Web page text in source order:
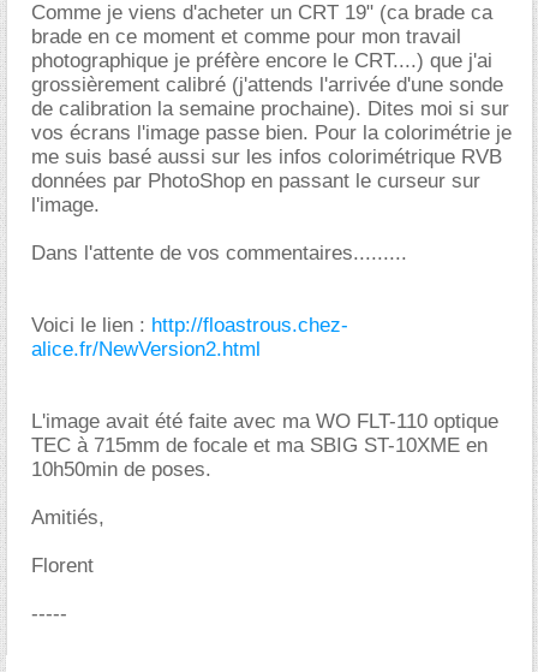
Comme je viens d'acheter un CRT 19" (ca brade ca
brade en ce moment et comme pour mon travail
photographique je préfère encore le CRT....) que j'ai
grossièrement calibré (j'attends l'arrivée d'une sonde
de calibration la semaine prochaine). Dites moi si sur
vos écrans l'image passe bien. Pour la colorimétrie je
me suis basé aussi sur les infos colorimétrique RVB
données par PhotoShop en passant le curseur sur
l'image.
Dans l'attente de vos commentaires.........
Voici le lien : http://floastrous.chez-
alice.fr/NewVersion2.html
L'image avait été faite avec ma WO FLT-110 optique
TEC à 715mm de focale et ma SBIG ST-10XME en
10h50min de poses.
Amitiés,
Florent
-----